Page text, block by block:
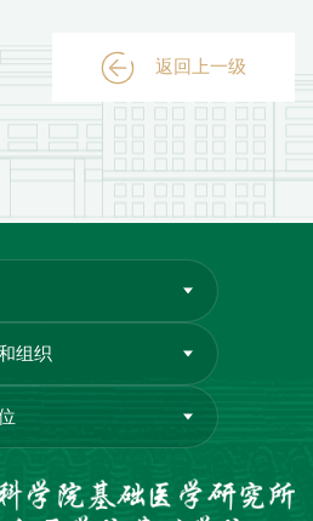
返回上一级
组织